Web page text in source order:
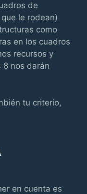
de
le rodean)
como
en los cuadros
recursos y
8 nos darán
tu criterio,
en cuenta es